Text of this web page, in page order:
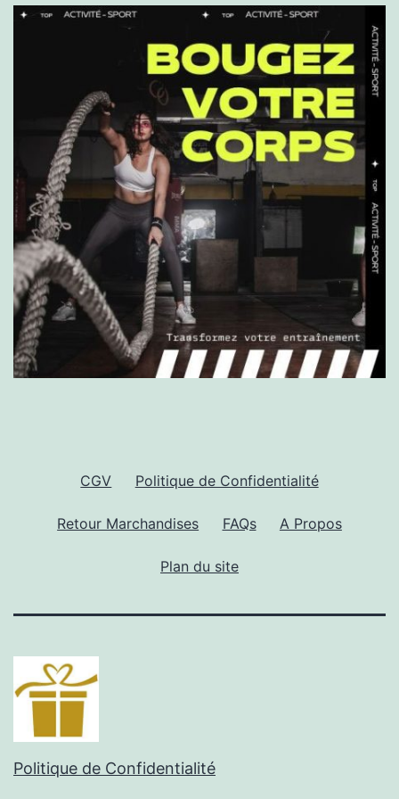
CGV Politique de Confidentialité
Retour Marchandises FAQs A Propos
Plan du site
Politique de Confidentialité